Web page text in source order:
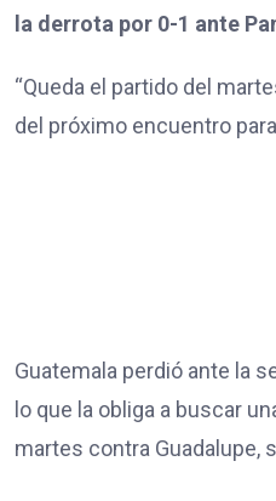
la derrota por 0-1 ante
“Queda el partido del
del próximo encuentro
Guatemala perdió ante la
lo que la obliga a buscar
martes contra Guadalupe,